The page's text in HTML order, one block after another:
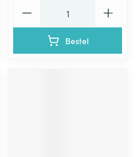
Bestel